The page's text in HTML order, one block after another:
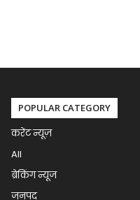
POPULAR CATEGORY
करेंट न्यूज़
All
ब्रेकिंग न्यूज
जनपद